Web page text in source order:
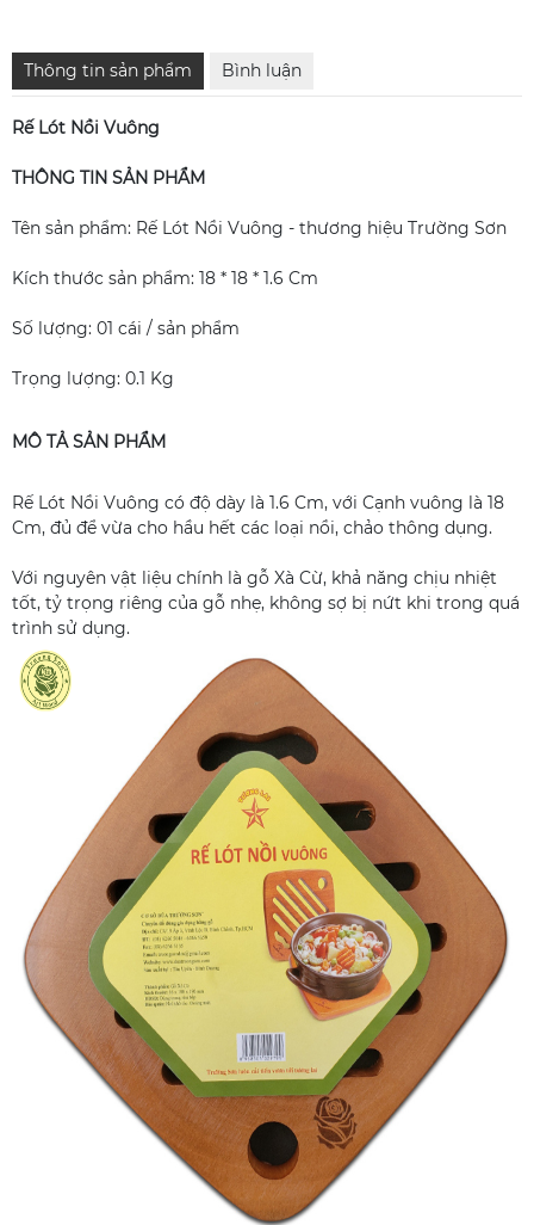
Thông tin sản phẩm Bình luận
Rế Lót Nồi Vuông
THÔNG TIN SẢN PHẨM
Tên sản phẩm: Rế Lót Nồi Vuông - thương hiệu Trường Sơn
Kích thước sản phẩm: 18 * 18 * 1.6 Cm
Số lượng: 01 cái / sản phẩm
Trọng lượng: 0.1 Kg
MÔ TẢ SẢN PHẨM
Rế Lót Nồi Vuông có độ dày là 1.6 Cm, với Cạnh vuông là 18
Cm, đủ để vừa cho hầu hết các loại nồi, chảo thông dụng.
Với nguyên vật liệu chính là gỗ Xà Cừ, khả năng chịu nhiệt
tốt, tỷ trọng riêng của gỗ nhẹ, không sợ bị nứt khi trong quá
trình sử dụng.